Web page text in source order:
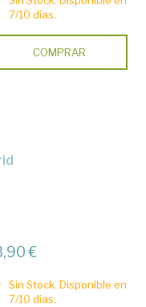
7/10 días.
COMPRAR
€
Sin Stock. Disponible en
7/10 días.